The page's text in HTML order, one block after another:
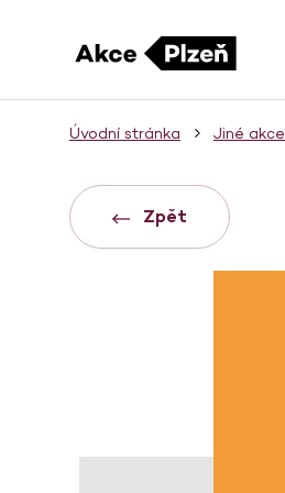
Úvodní stránka Jiné akce
Zpět